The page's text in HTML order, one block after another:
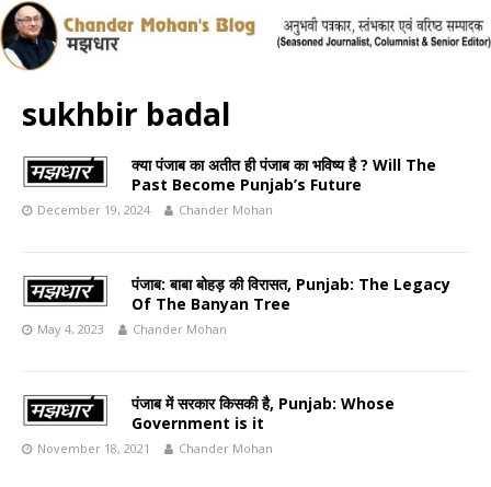
sukhbir badal
क्या पंजाब का अतीत ही पंजाब का भविष्य है ? Will The
Past Become Punjab’s Future
December 19, 2024 Chander Mohan
पंजाब: बाबा बोहड़ की विरासत, Punjab: The Legacy
Of The Banyan Tree
May 4, 2023 Chander Mohan
पंजाब में सरकार किसकी है, Punjab: Whose
Government is it
November 18, 2021 Chander Mohan